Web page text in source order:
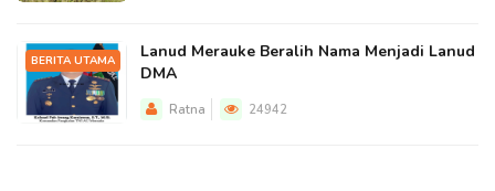
BERITA UTAMA
Lanud Merauke Beralih Nama Menjadi Lanud
DMA
Ratna 24942